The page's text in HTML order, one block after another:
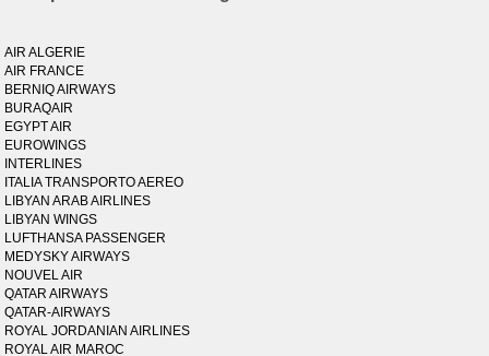
AIR ALGERIE
AIR FRANCE
BERNIQ AIRWAYS
BURAQAIR
EGYPT AIR
EUROWINGS
INTERLINES
ITALIA TRANSPORTO AEREO
LIBYAN ARAB AIRLINES
LIBYAN WINGS
LUFTHANSA PASSENGER
MEDYSKY AIRWAYS
NOUVEL AIR
QATAR AIRWAYS
QATAR-AIRWAYS
ROYAL JORDANIAN AIRLINES
ROYAL AIR MAROC